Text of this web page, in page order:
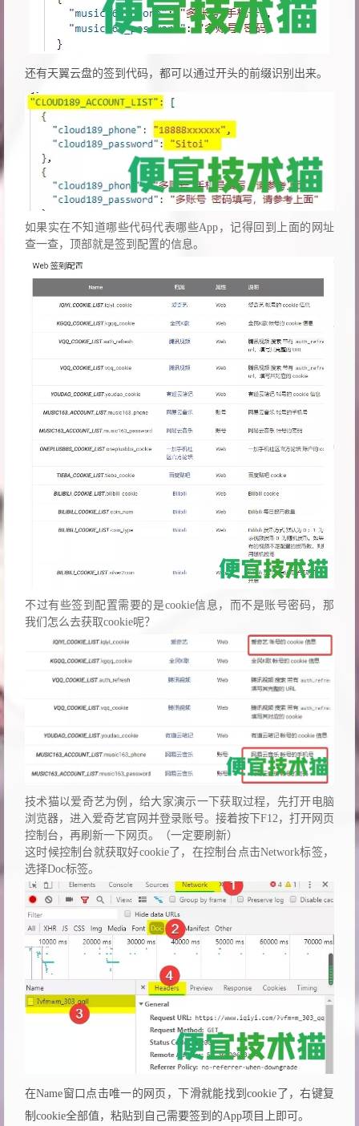
还有天翼云盘的签到代码，都可以通过开头的前缀识别出来。
如果实在不知道哪些代码代表哪些App，记得回到上面的网址
查一查，顶部就是签到配置的信息。
不过有些签到配置需要的是cookie信息，而不是账号密码，那
我们怎么去获取cookie呢？
技术猫以爱奇艺为例，给大家演示一下获取过程，先打开电脑
浏览器，进入爱奇艺官网并登录账号。接着按下F12，打开网页
控制台，再刷新一下网页。（一定要刷新）
这时候控制台就获取好cookie了，在控制台点击Network标签，
选择Doc标签。
在Name窗口点击唯一的网页，下滑就能找到cookie了，右键复
制cookie全部值，粘贴到自己需要签到的App项目上即可。